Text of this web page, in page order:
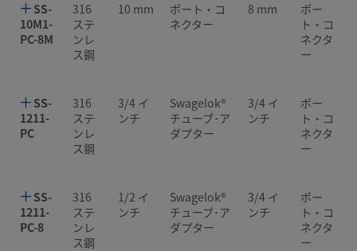
SS-
10M1-
PC-8M
316
ステ
ンレ
ス鋼
10 mm
ポート・コ
ネクター
8 mm
ポー
ト・コ
ネクタ
ー
SS-
1211-
PC
316
ステ
ンレ
ス鋼
3/4 イ
ンチ
Swagelok®
チューブ･ア
ダプター
3/4 イ
ンチ
ポー
ト・コ
ネクタ
ー
SS-
1211-
PC-8
316
ステ
ンレ
ス鋼
1/2 イ
ンチ
Swagelok®
チューブ･ア
ダプター
3/4 イ
ンチ
ポー
ト・コ
ネクタ
ー